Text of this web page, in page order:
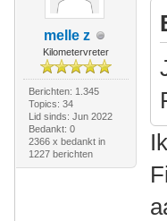
melle z
Kilometervreter
Berichten: 1.345
Topics: 34
Lid sinds: Jun 2022
Bedankt: 0
2366 x bedankt in
1227 berichten